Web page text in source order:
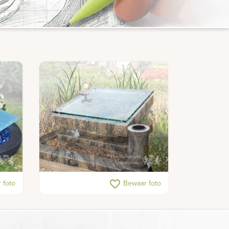
foto Urnenveldmonumenten met glas
favorite_border Bewaar foto